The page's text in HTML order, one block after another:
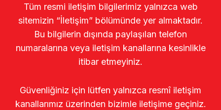
Tüm resmi iletişim bilgilerimiz yalnızca web
sitemizin “İletişim” bölümünde yer almaktadır.
Bu bilgilerin dışında paylaşılan telefon
numaralarına veya iletişim kanallarına kesinlikle
itibar etmeyiniz.
Güvenliğiniz için lütfen yalnızca resmî iletişim
kanallarımız üzerinden bizimle iletişime geçiniz.